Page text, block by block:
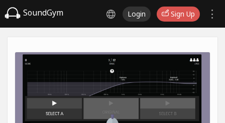
SoundGym Login Sign Up